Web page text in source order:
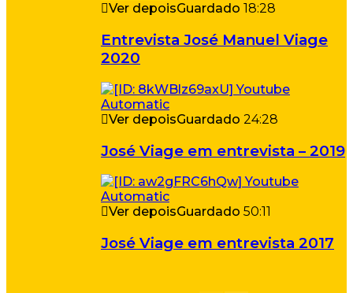
Ver depoisGuardado 18:28
Entrevista José Manuel Viage
2020
Ver depoisGuardado 24:28
José Viage em entrevista – 2019
Ver depoisGuardado 50:11
José Viage em entrevista 2017